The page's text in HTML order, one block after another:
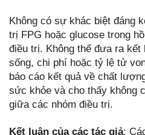
Không có sự khác biệt đáng
trị FPG hoặc glucose trong
điều trị. Không thể đưa ra
sống, chi phí hoặc tỷ lệ tử
báo cáo kết quả về chất
sức khỏe và cho thấy không
giữa các nhóm điều trị.
Kết luận của các tác giả: